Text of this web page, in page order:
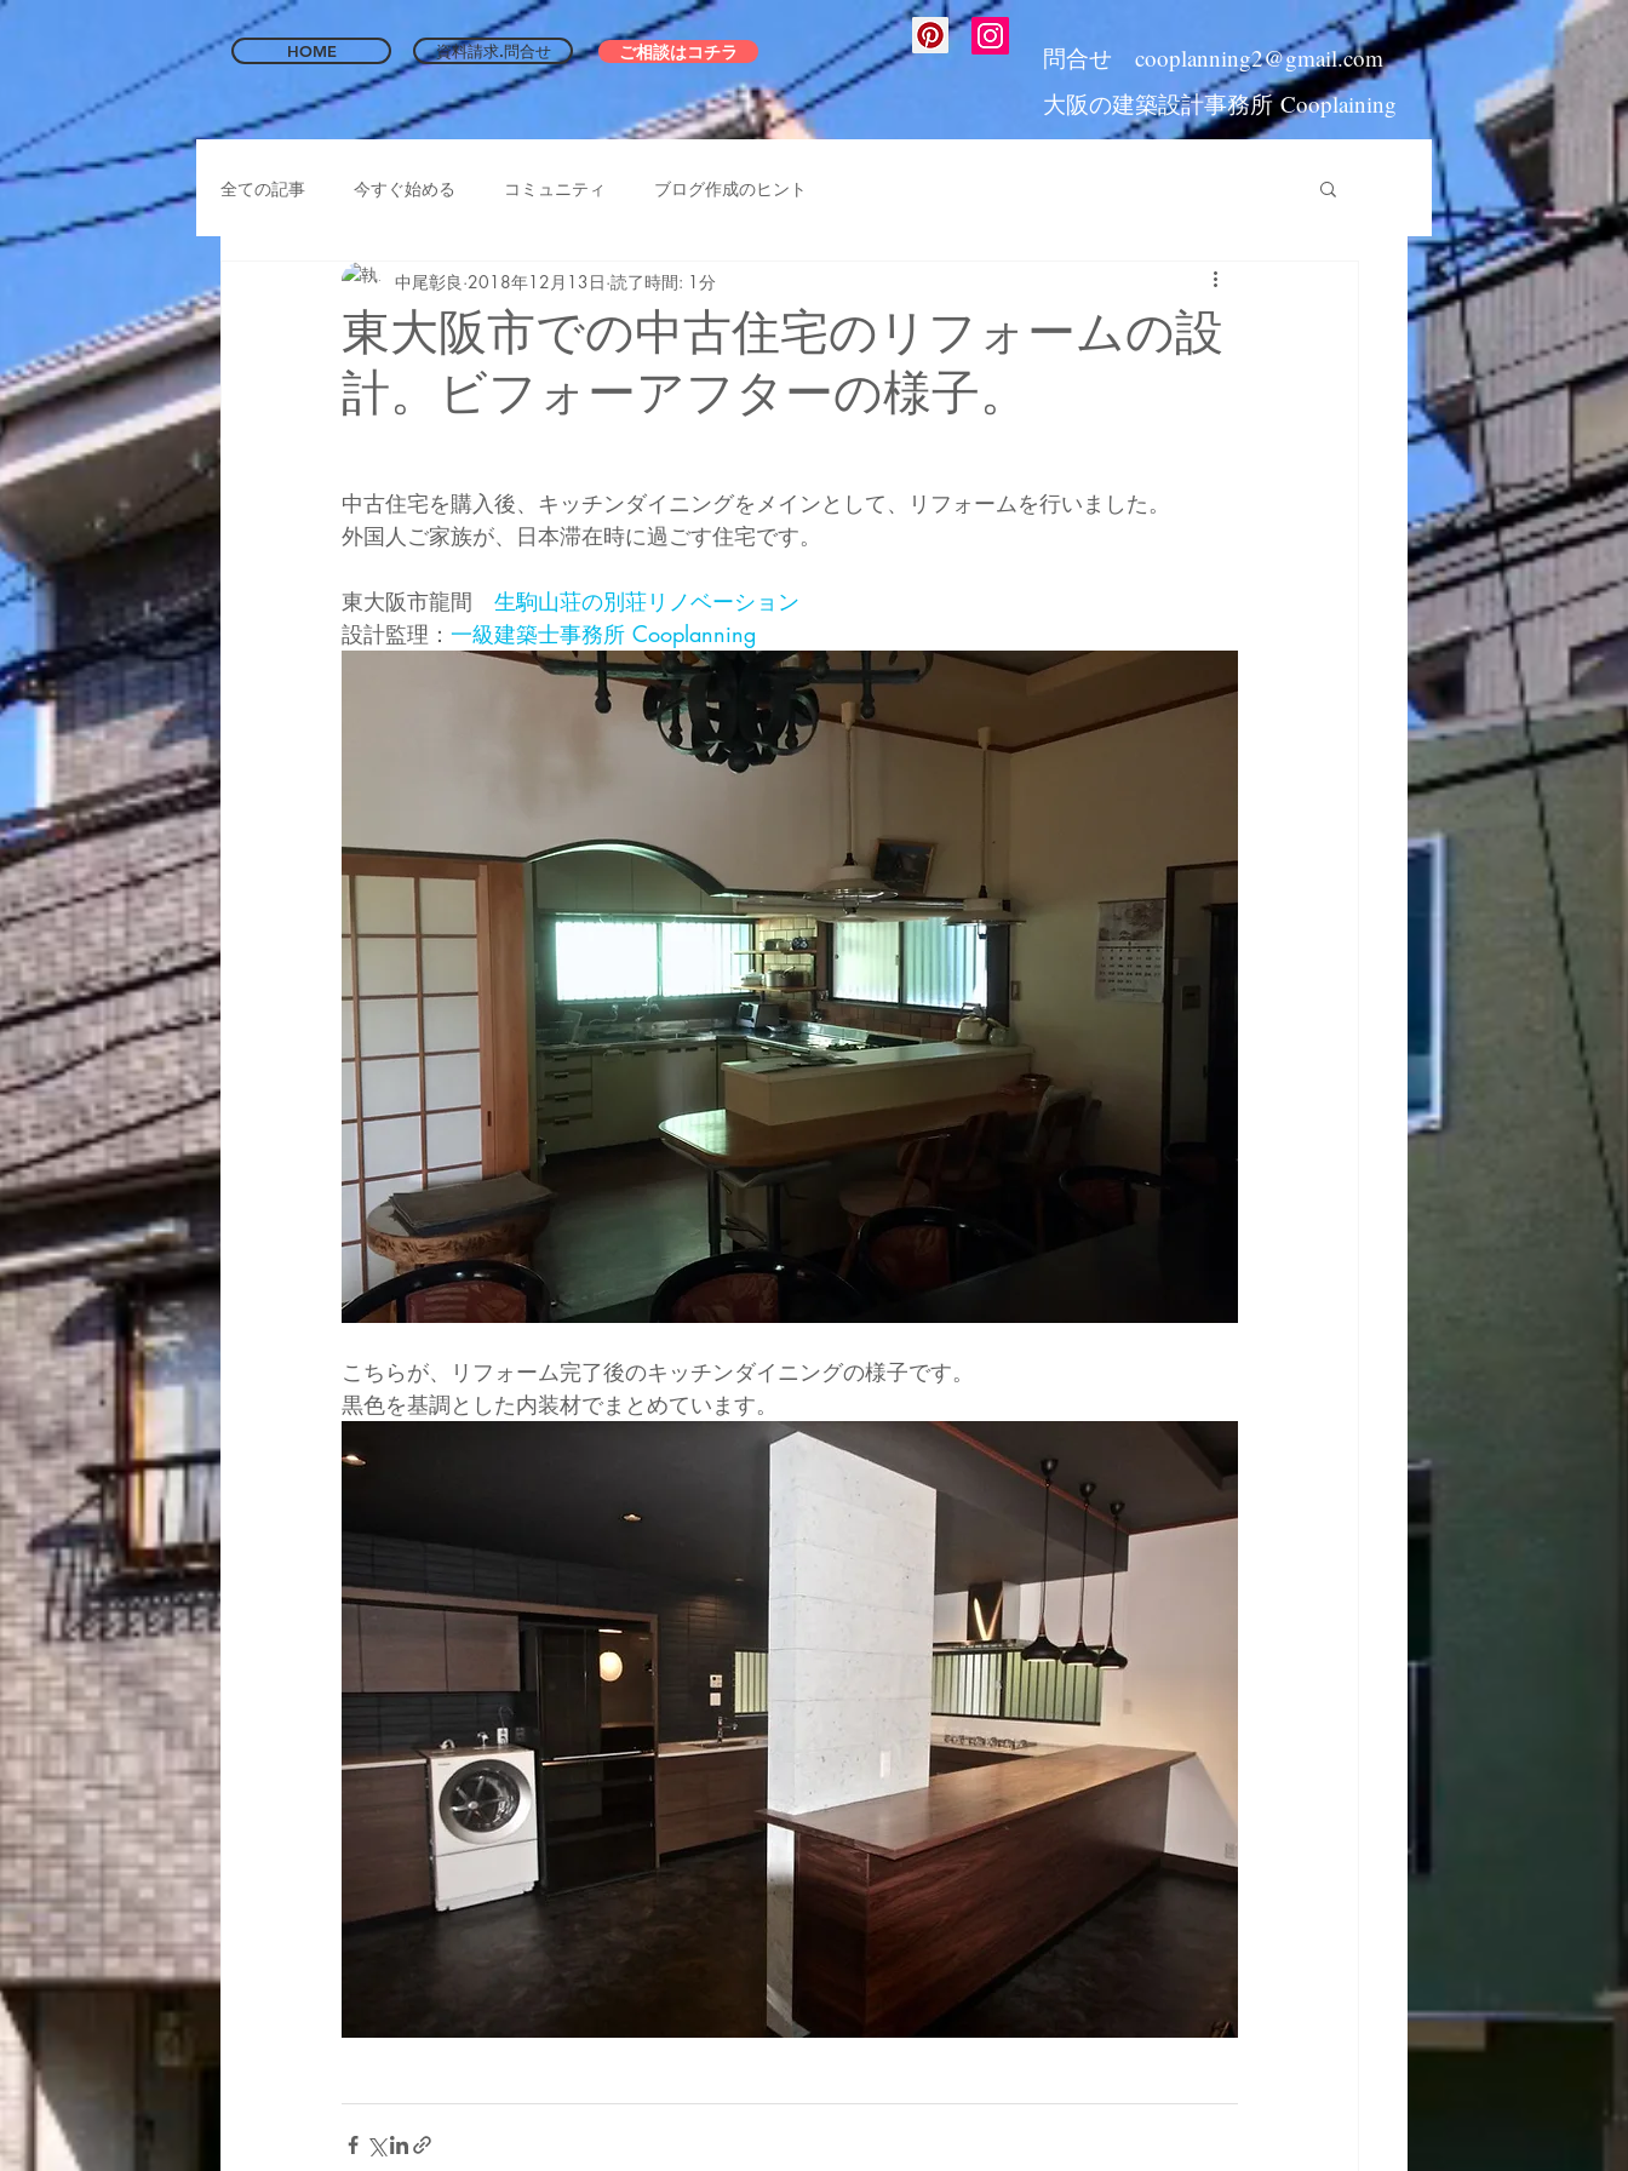
HOME 資料請求.問合せ ご相談はコチラ 問合せ cooplanning2@gmail.com
大阪の建築設計事務所Cooplaining
全ての記事 今すぐ始める コミュニティ ブログ作成のヒント
東大阪市での中古住宅のリフォームの設
計。ビフォーアフターの様子。
中尾彰良 2018年12月13日 読了時間: 1分
中古住宅を購入後、キッチンダイニングをメインとして、リフォームを行いました。
外国人ご家族が、日本滞在時に過ごす住宅です。
東大阪市龍間 生駒山荘の別荘リノベーション
設計監理： 一級建築士事務所 Cooplanning
こちらが、リフォーム完了後のキッチンダイニングの様子です。
黒色を基調とした内装材でまとめています。